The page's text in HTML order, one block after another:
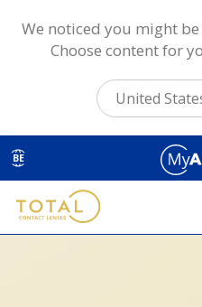
to
main
content
BE
We noticed you might
Choose content for
United